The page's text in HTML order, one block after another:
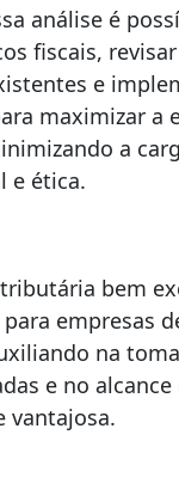
análise é
fiscais,
e
maximizar a
a
e ética.
bem
empresas
na
e no
vantajosa.